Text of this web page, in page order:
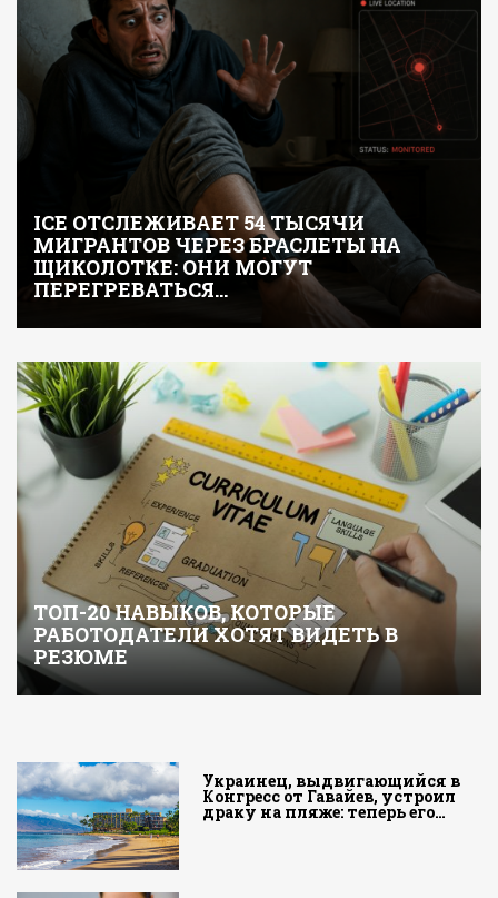
ICE ОТСЛЕЖИВАЕТ 54 ТЫСЯЧИ
МИГРАНТОВ ЧЕРЕЗ БРАСЛЕТЫ НА
ЩИКОЛОТКЕ: ОНИ МОГУТ
ПЕРЕГРЕВАТЬСЯ…
ТОП-20 НАВЫКОВ, КОТОРЫЕ
РАБОТОДАТЕЛИ ХОТЯТ ВИДЕТЬ В
РЕЗЮМЕ
Украинец, выдвигающийся в
Конгресс от Гавайев, устроил
драку на пляже: теперь его…